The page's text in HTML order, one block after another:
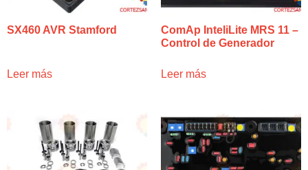
SX460 AVR Stamford
Leer más
ComAp InteliLite MRS 11 –
Control de Generador
Leer más